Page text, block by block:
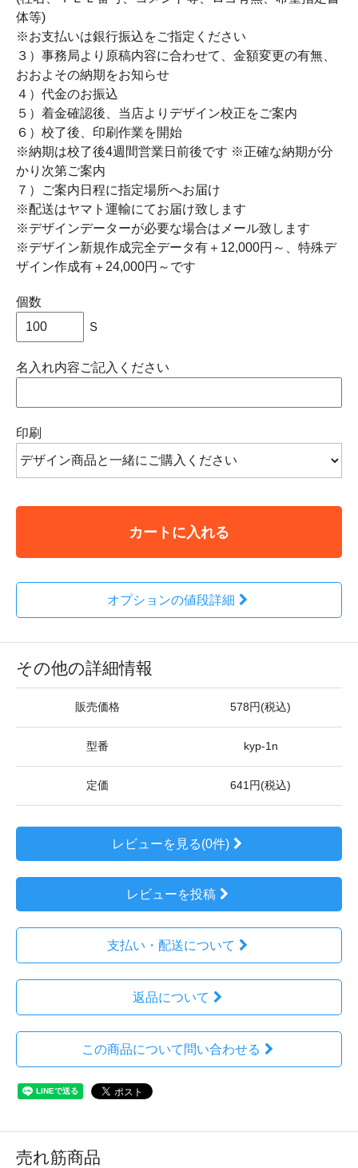
体等)
※お支払いは銀行振込をご指定ください
３）事務局より原稿内容に合わせて、金額変更の有無、
おおよその納期をお知らせ
４）代金のお振込
５）着金確認後、当店よりデザイン校正をご案内
６）校了後、印刷作業を開始
※納期は校了後4週間営業日前後です ※正確な納期が分
かり次第ご案内
７）ご案内日程に指定場所へお届け
※配送はヤマト運輸にてお届け致します
※デザインデーターが必要な場合はメール致します
※デザイン新規作成完全データ有＋12,000円～、特殊デ
ザイン作成有＋24,000円～です
個数
Ｓ
名入れ内容ご記入ください
印刷
カートに入れる
オプションの値段詳細
その他の詳細情報
販売価格 578円(税込)
型番 kyp-1n
定価 641円(税込)
レビューを見る(0件)
レビューを投稿
支払い・配送について
返品について
この商品について問い合わせる
売れ筋商品